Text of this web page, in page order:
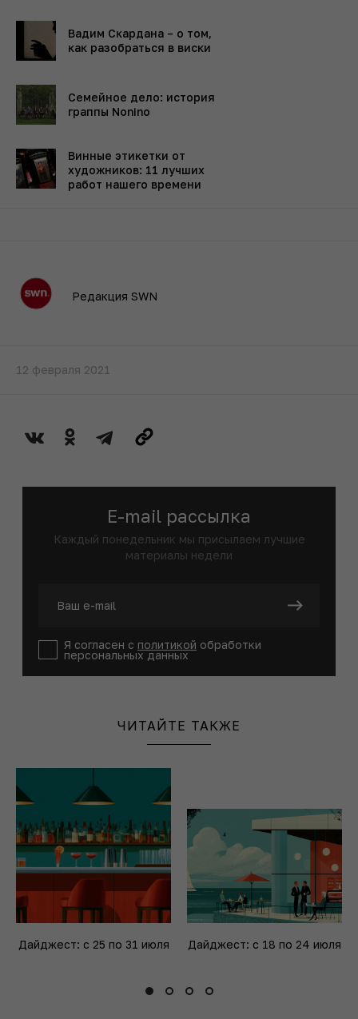
Вадим Скардана – о том,
как разобраться в виски
Семейное дело: история
граппы Nonino
Винные этикетки от
художников: 11 лучших
работ нашего времени
Редакция SWN
12 февраля 2021
E-mail рассылка
Каждый понедельник мы присылаем лучшие
материалы недели
Я согласен с политикой обработки
персональных данных
ЧИТАЙТЕ ТАКЖЕ
Дайджест: с 25 по 31 июля Дайджест: с 18 по 24 июля